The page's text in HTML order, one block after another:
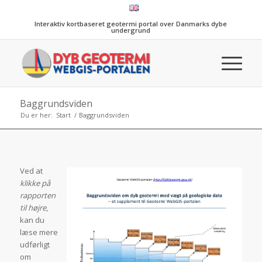
Interaktiv kortbaseret geotermi portal over Danmarks dybe
undergrund
Baggrundsviden
Du er her: Start / Baggrundsviden
Ved at
klikke på
rapporten
til højre,
kan du
læse mere
udførligt
om